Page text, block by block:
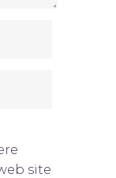
site